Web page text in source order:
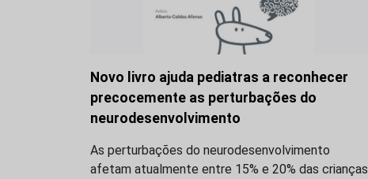
Novo livro ajuda pediatras a reconhecer
precocemente as perturbações do
neurodesenvolvimento
As perturbações do neurodesenvolvimento
afetam atualmente entre 15% e 20% das crianças